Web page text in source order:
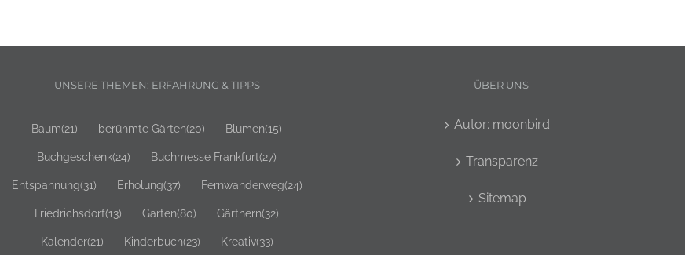
UNSERE THEMEN: ERFAHRUNG & TIPPS
Baum(21) berühmte Gärten(20) Blumen(15)
Buchgeschenk(24) Buchmesse Frankfurt(27)
Entspannung(31) Erholung(37) Fernwanderweg(24)
Friedrichsdorf(13) Garten(80) Gärtnern(32)
Kalender(21) Kinderbuch(23) Kreativ(33)
ÜBER UNS
Autor: moonbird
Transparenz
Sitemap